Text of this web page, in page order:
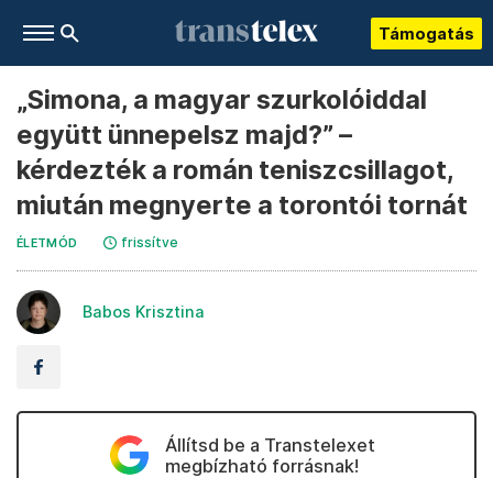
Támogatás
„Simona, a magyar szurkolóiddal
együtt ünnepelsz majd?” –
kérdezték a román teniszcsillagot,
miután megnyerte a torontói tornát
ÉLETMÓD frissítve
Babos Krisztina
Állítsd be a Transtelexet
megbízható forrásnak!